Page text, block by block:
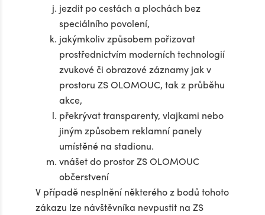
jezdit po cestách a plochách bez
speciálního povolení,
jakýmkoliv způsobem pořizovat
prostřednictvím moderních technologií
zvukové či obrazové záznamy jak v
prostoru ZS OLOMOUC, tak z průběhu
akce,
překrývat transparenty, vlajkami nebo
jiným způsobem reklamní panely
umístěné na stadionu.
vnášet do prostor ZS OLOMOUC
občerstvení
V případě nesplnění některého z bodů tohoto
zákazu lze návštěvníka nevpustit na ZS